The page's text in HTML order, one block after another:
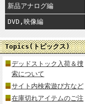
新品アナログ編
DVD,映像編
Topics(トピックス)
デッドストック入荷＆捜
索について
サイト内検索遊び方など
在庫切れアイテムのご注